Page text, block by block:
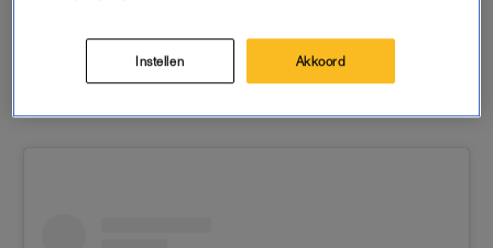
her gestuurd.” Aan haar volgers doet ze een oproep. “Hebben
mensen hier ervaring mee? Ik ben tot alles in staat en ik kan
helemaal niets.”
Instellen Akkoord